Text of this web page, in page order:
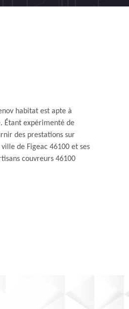
habitat est apte à
Étant expérimenté de
des prestations sur
de Figeac 46100 et ses
couvreurs 46100